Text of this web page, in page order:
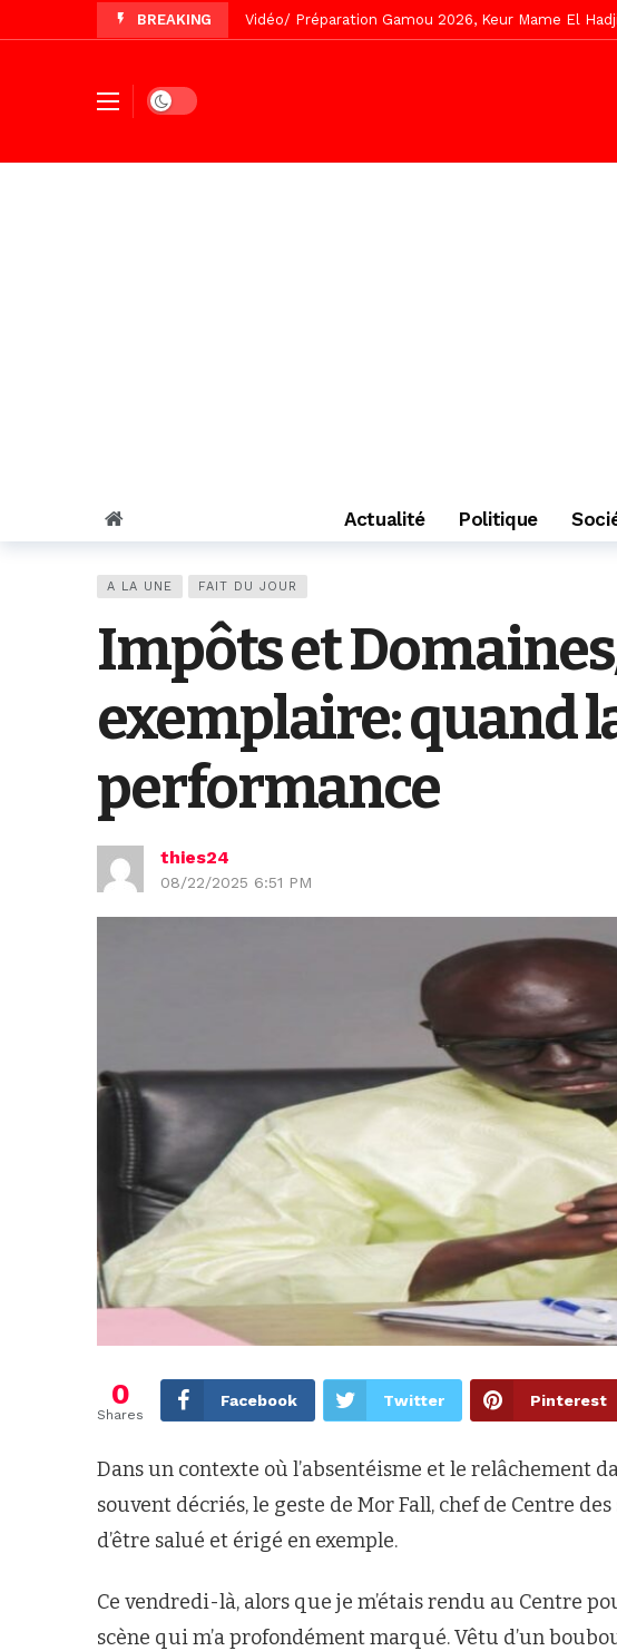
BREAKING Vidéo/ Préparation Gamou 2026, Keur Mame El
Vidéo/ Contre la violence numérique, 100
Un commissariat d’arrondissement de police
Vidéo/Célébration de Bamba et Cheikh, le « battré »
Dark mode
Actualité Politique
A LA UNE FAIT DU JOUR
Impôts et
exemplaire: quand
performance
thies24
08/22/2025 6:51 PM
0
Shares
Facebook Twitter Pinterest
Dans un contexte où l’absentéisme et le relâchement
souvent décriés, le geste de Mor Fall, chef de Centre
d’être salué et érigé en exemple.
Ce vendredi-là, alors que je m’étais rendu au Centre
scène qui m’a profondément marqué. Vêtu d’un